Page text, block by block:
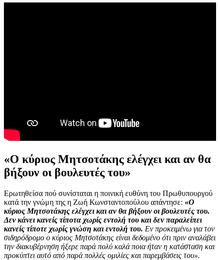
«Ο κύριος Μητσοτάκης ελέγχει και αν θα
βήξουν οι βουλευτές του»
Ερωτηθείσα πού συνίσταται η ποινική ευθύνη του Πρωθυπουργού
κατά την γνώμη της η Ζωή Κωνσταντοπούλου απάντησε: «Ο
κύριος Μητσοτάκης ελέγχει και αν θα βήξουν οι βουλευτές του.
Δεν κάνει κανείς τίποτα χωρίς εντολή του και δεν παραλείπει
κανείς τίποτε χωρίς γνώση και εντολή του. Εν προκειμένω για τον
σιδηρόδρομο ο κύριος Μητσοτάκης είναι δεδομένο ότι πριν αναλάβει
την διακυβέρνηση ήξερε παρά πολύ καλά ποια ήταν η κατάσταση και
προκύπτει αυτό από παρά πολλές ομιλίες και παρεμβάσεις του».